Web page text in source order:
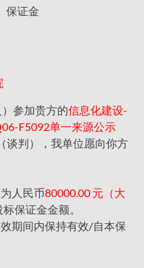
保证金
）参加贵方的信息化建设-
F5092单一来源公示
谈判），我单位愿向你方
人民币80000.00 元（大
保证金金额。
期间内保持有效/自本保